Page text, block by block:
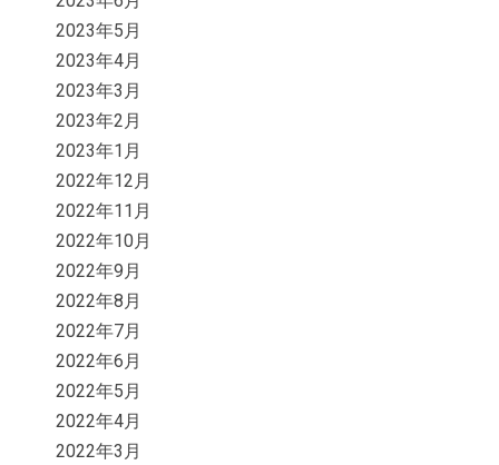
2023年5月
2023年4月
2023年3月
2023年2月
2023年1月
2022年12月
2022年11月
2022年10月
2022年9月
2022年8月
2022年7月
2022年6月
2022年5月
2022年4月
2022年3月